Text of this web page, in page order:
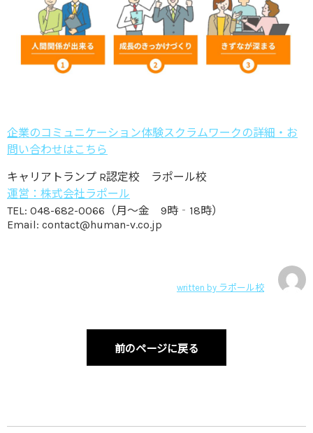
企業のコミュニケーション体験スクラムワークの詳細・お
問い合わせはこちら
キャリアトランプ R認定校 ラポール校
運営：株式会社ラポール
TEL: 048-682-0066（月～金 9時‐18時）
Email: contact@human-v.co.jp
written by ラポール校
前のページに戻る